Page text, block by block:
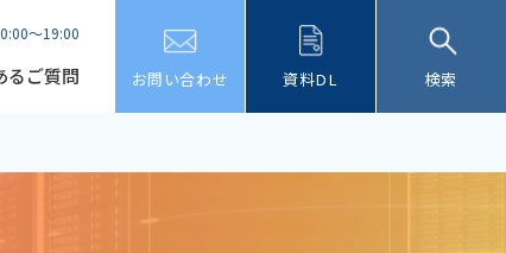
るご質問
～19:00
お問い合わせ 資料DL 検索